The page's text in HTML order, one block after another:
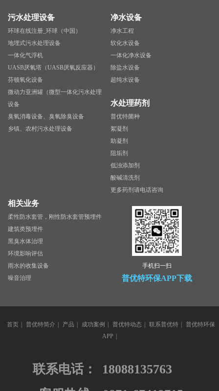
污水处理设备
环球在线注册_环球（中国）
地埋式污水处理设备
一体化气浮机
UASB厌氧塔（UASB厌氧反应器）
芬顿氧化设备
微动力亚洲罐（微型一体化污水处理
设备
臭氧消毒设备、臭氧除臭设备
乡镇、农村污水处理设备
净水设备
净水工程
软化水设备
一体化净水设备
除盐水设备
超纯水设备
水处理药剂
普优特菌种
絮凝剂
助凝剂
阻垢剂
低浊添加剂
酸碱清洗剂
更多药剂请电话咨询
相关业务
柔性防水套管，刚性防水套管预埋件
建筑类预埋件
黑臭水体治理
环境影响评估
雨水的收集设备
噪音治理
手机扫一扫
普优特环保APP下载
首页 普优特简介 产品 成功案例 普优特动态 联系普优特
普优特环保
APP
联系电话：
18088135763